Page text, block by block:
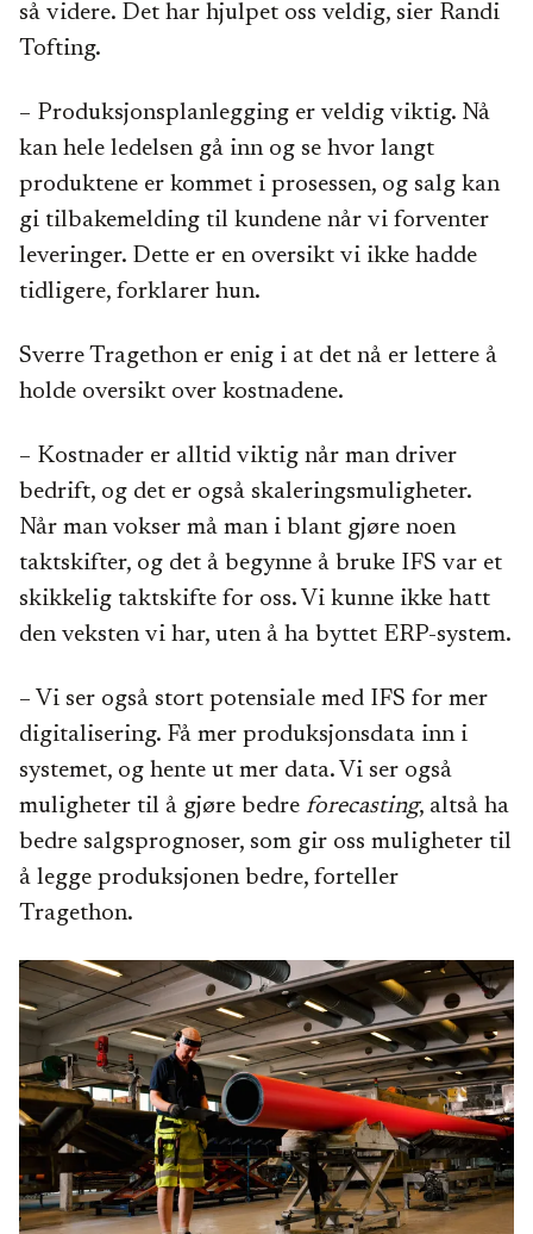
så videre. Det har hjulpet oss veldig, sier Randi
Tofting.
– Produksjonsplanlegging er veldig viktig. Nå
kan hele ledelsen gå inn og se hvor langt
produktene er kommet i prosessen, og salg kan
gi tilbakemelding til kundene når vi forventer
leveringer. Dette er en oversikt vi ikke hadde
tidligere, forklarer hun.
Sverre Tragethon er enig i at det nå er lettere å
holde oversikt over kostnadene.
– Kostnader er alltid viktig når man driver
bedrift, og det er også skaleringsmuligheter.
Når man vokser må man i blant gjøre noen
taktskifter, og det å begynne å bruke IFS var et
skikkelig taktskifte for oss. Vi kunne ikke hatt
den veksten vi har, uten å ha byttet ERP-system.
– Vi ser også stort potensiale med IFS for mer
digitalisering. Få mer produksjonsdata inn i
systemet, og hente ut mer data. Vi ser også
muligheter til å gjøre bedre forecasting, altså ha
bedre salgsprognoser, som gir oss muligheter til
å legge produksjonen bedre, forteller
Tragethon.